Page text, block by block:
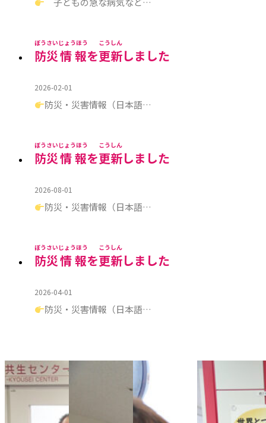
防災
ぼうさい
情報
じょうほう
を更新
こうしん
しました
2026-02-01
防災・災害情報（日本語…
防災
ぼうさい
情報
じょうほう
を更新
こうしん
しました
2026-08-01
防災・災害情報（日本語…
防災
ぼうさい
情報
じょうほう
を更新
こうしん
しました
2026-04-01
防災・災害情報（日本語…